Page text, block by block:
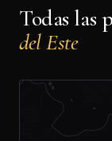
Todas las
del Este